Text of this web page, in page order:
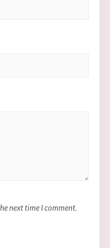
next time I comment.